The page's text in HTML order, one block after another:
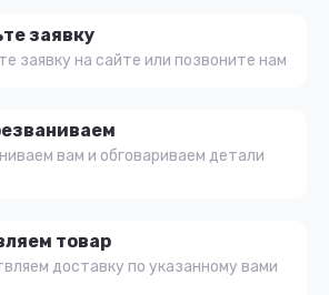
заявку
заявку на сайте или позвоните нам
вам и обговариваем детали
товар
доставку по указанному вами